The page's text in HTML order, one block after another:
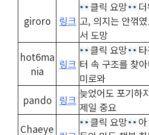
giroro 링크
클릭 요망
고, 의지는 안꺾
서 도망
hot6ma
nia
링크
클릭 요망
터 속 구조를 찾
미로와
pando
링크
늦었어도 포기하
제일 중요
Chaeye
클릭 요망